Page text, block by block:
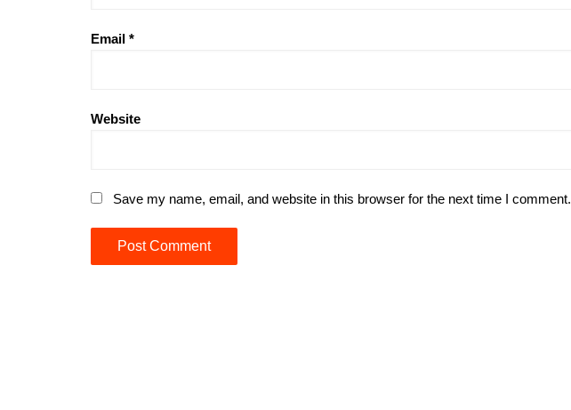
Email *
Website
Save my name, email, and website in this browser for the next time I comment.